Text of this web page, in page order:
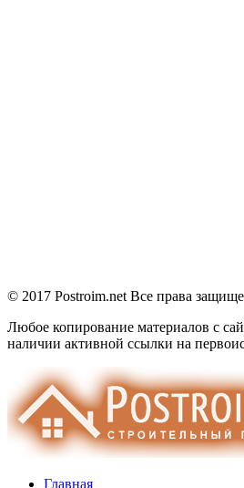
© 2017 Postroim.net Все права
Любое копирование материалов с
наличии активной ссылки на
Главная